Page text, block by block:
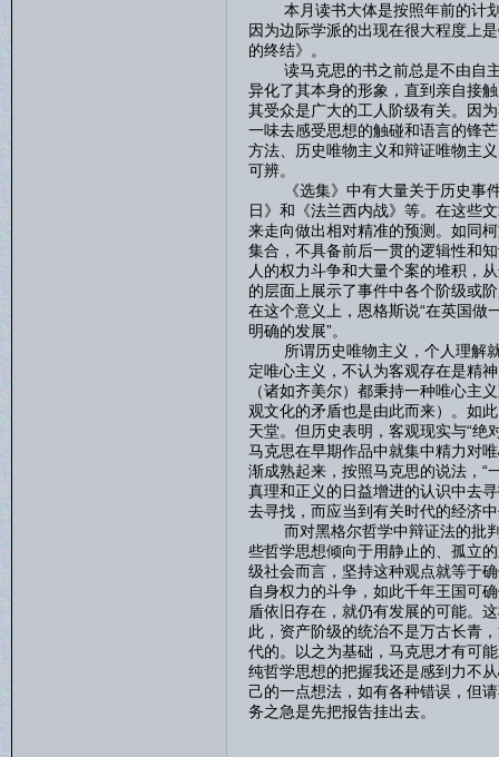
本月读书大体是按照年前的计划
因为边际学派的出现在很大程度上
的终结》。
读马克思的书之前总是不由自主
异化了其本身的形象，直到亲自接
其受众是广大的工人阶级有关。因
一味去感受思想的触碰和语言的锋
方法、历史唯物主义和辩证唯物主
可辨。
《选集》中有大量关于历史事件
日》和《法兰西内战》等。在这些
来走向做出相对精准的预测。如同
集合，不具备前后一贯的逻辑性和
人的权力斗争和大量个案的堆积，
的层面上展示了事件中各个阶级或
在这个意义上，恩格斯说“在英国做
明确的发展”。
所谓历史唯物主义，个人理解就
定唯心主义，不认为客观存在是精
（诸如齐美尔）都秉持一种唯心主
观文化的矛盾也是由此而来）。如
天堂。但历史表明，客观现实与“绝
马克思在早期作品中就集中精力对
渐成熟起来，按照马克思的说法，“
真理和正义的日益增进的认识中去
去寻找，而应当到有关时代的经济
而对黑格尔哲学中辩证法的批判
些哲学思想倾向于用静止的、孤立
级社会而言，坚持这种观点就等于
自身权力的斗争，如此千年王国可
盾依旧存在，就仍有发展的可能。
此，资产阶级的统治不是万古长青
代的。以之为基础，马克思才有可
纯哲学思想的把握我还是感到力不
己的一点想法，如有各种错误，但
务之急是先把报告挂出去。